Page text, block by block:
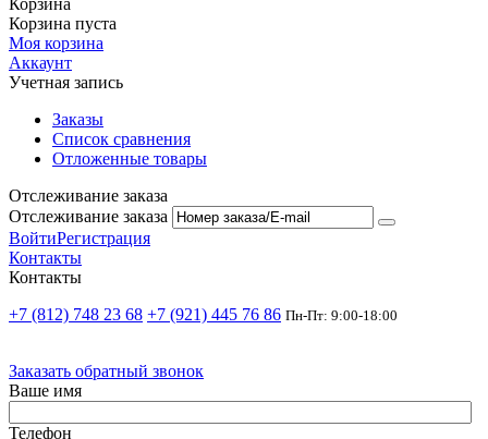
Корзина
Корзина пуста
Моя корзина
Аккаунт
Учетная запись
Заказы
Список сравнения
Отложенные товары
Отслеживание заказа
Отслеживание заказа
ВойтиРегистрация
Контакты
Контакты
+7 (812) 748 23 68 +7 (921) 445 76 86 Пн-Пт: 9:00-18:00
Заказать обратный звонок
Ваше имя
Телефон